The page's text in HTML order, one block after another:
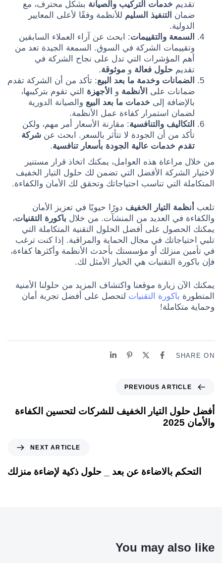
تقديم خدمات التركيب والصيانة بشكل محترف، مع
ضمان التنفيذ السليم للأنظمة وفقًا لأعلى المعايير
الدولية.
السمعة والتقييمات: ابحث عن آراء العملاء السابقين
وتقييمات الشركة في السوق. السمعة الجيدة تعد من
أهم المؤشرات التي تدل على نجاح الشركة في
تقديم حلول فعالة و موثوقة.
الضمانات وخدمة ما بعد البيع: تأكد من أن الشركة تقدم
ضمانات على
الأنظمة و الأجهزة التي تقوم بتركيبها،
بالإضافة إلى خدمات ما بعد البيع والصيانة الدورية
لضمان استمرار كفاءة عمل الأنظمة.
التكاليف والتنافسية: مقارنة الأسعار أمر مهم، ولكن
تأكد من أن الجودة لا تتأثر بالسعر. ابحث عن شركة
تقدم خدمات عالية الجودة بأسعار تنافسية.
من خلال مراعاة هذه العوامل، يمكنك اتخاذ قرار مستنير
لاختيار الشركة الأفضل التي تضمن لك حلول التيار الخفيف
المتكاملة التي تناسب احتياجاتك وتحقق لك الأمان والكفاءة.
تلعب أنظمة التيار الخفيف دورًا حيويًا في تعزيز الأمان
والكفاءة في العديد من المنشآت. من خلال باكورة التقنيات،
يمكنك الحصول على أفضل الحلول التقنية المتكاملة التي
تلبي احتياجاتك في مجال الحماية والمراقبة. إذا كنت ترغب
في تأمين منزلك أو مؤسستك بأحدث الأنظمة وأكثرها كفاءة،
فإن باكورة التقنيات هي الخيار الأمثل لك.
يمكنك الآن زيارة موقعنا واكتشاف المزيد من حلولنا الأمنية
المتطورة باكورة التقنيات لتحصل على أفضل تجربة أمان
وحماية متكاملة!
SHARE ON
PREVIOUS ARTICLE
أفضل حلول التيار الخفيف للشركات لتحسين الكفاءة
والأمان 2025
NEXT ARTICLE
التحكم بالاضاءة عن بعد _ حلول ذكية لإضاءة منزلك
You may also like